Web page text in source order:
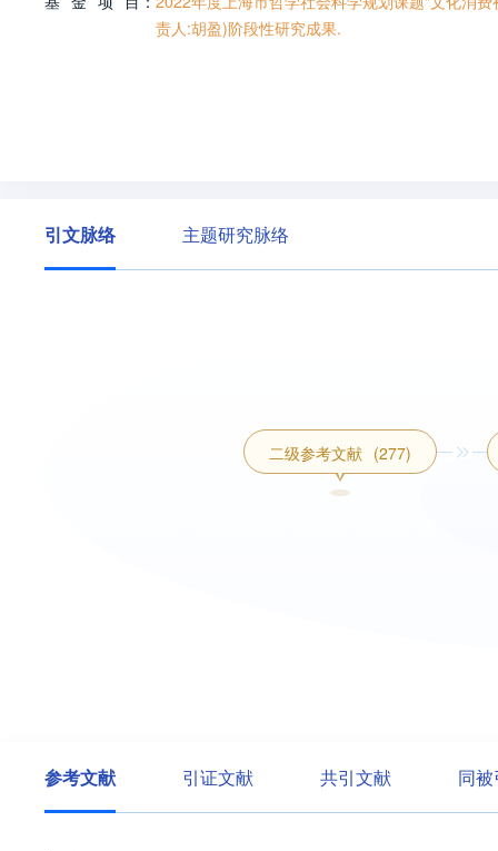
责人:胡盈)阶段性研究成果.
引文脉络 主题研究脉络
二级参考文献 (277)
参考文献 引证文献 共引文献 同